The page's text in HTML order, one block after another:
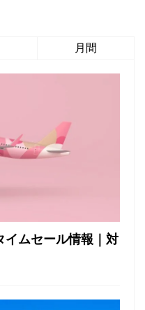
月間
イムセール情報｜対